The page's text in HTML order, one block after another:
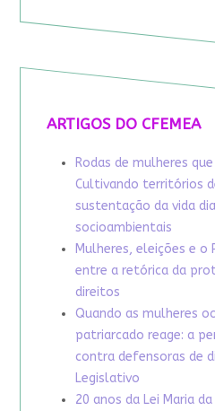
ARTIGOS DO CFEMEA
Rodas de mulheres
Cultivando territórios
sustentação da vida
socioambientais
Mulheres, eleições e
entre a retórica da
direitos
Quando as mulheres
patriarcado reage: a
contra defensoras de
Legislativo
20 anos da Lei Maria